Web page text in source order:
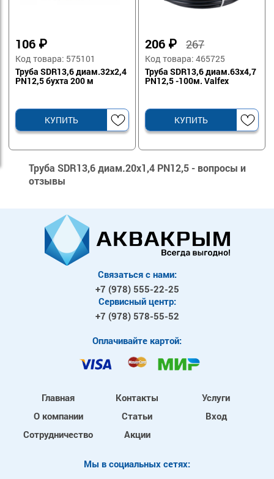
106 ₽
Код товара: 575101
Труба SDR13,6 диам.32х2,4
PN12,5 бухта 200 м
КУПИТЬ
206 ₽267
Код товара: 465725
Труба SDR13,6 диам.63х4,7
PN12,5 -100м. Valfex
КУПИТЬ
Труба SDR13,6 диам.20х1,4 PN12,5 - вопросы и
отзывы
Связаться с нами:
+7 (978) 555-22-25
Сервисный центр:
+7 (978) 578-55-52
Оплачивайте картой:
Главная
О компании
Сотрудничество
Контакты
Статьи
Акции
Услуги
Вход
Mы в социальных сетях: